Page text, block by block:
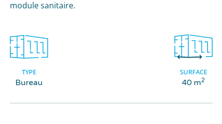
module sanitaire.
TYPE
Bureau
SURFACE
40 m2